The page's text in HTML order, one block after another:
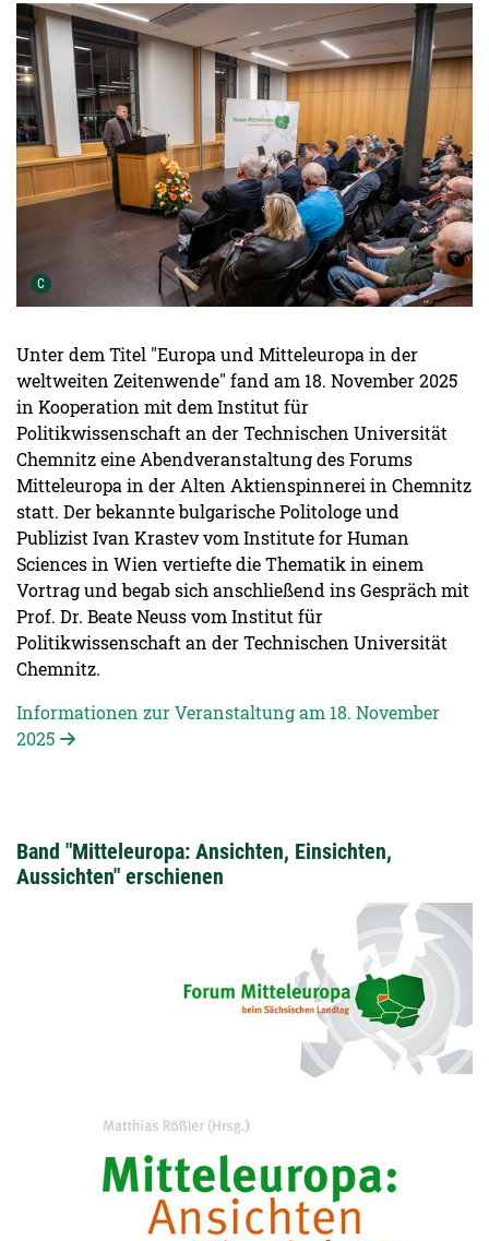
C Urheber der Grafik:
Unter dem Titel "Europa und Mitteleuropa in der
weltweiten Zeitenwende" fand am 18. November 2025
in Kooperation mit dem Institut für
Politikwissenschaft an der Technischen Universität
Chemnitz eine Abendveranstaltung des Forums
Mitteleuropa in der Alten Aktienspinnerei in Chemnitz
statt. Der bekannte bulgarische Politologe und
Publizist Ivan Krastev vom Institute for Human
Sciences in Wien vertiefte die Thematik in einem
Vortrag und begab sich anschließend ins Gespräch mit
Prof. Dr. Beate Neuss vom Institut für
Politikwissenschaft an der Technischen Universität
Chemnitz.
Informationen zur Veranstaltung am 18. November
2025
Band "Mitteleuropa: Ansichten, Einsichten,
Aussichten" erschienen